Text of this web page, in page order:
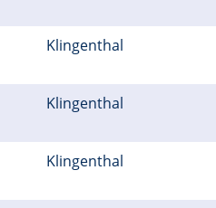
Klingenthal
Klingenthal
Klingenthal